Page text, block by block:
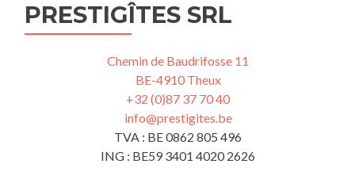
PRESTIGÎTES SRL
Chemin de Baudrifosse 11
BE-4910 Theux
+32 (0)87 37 70 40
info@prestigites.be
TVA : BE 0862 805 496
ING : BE59 3401 4020 2626